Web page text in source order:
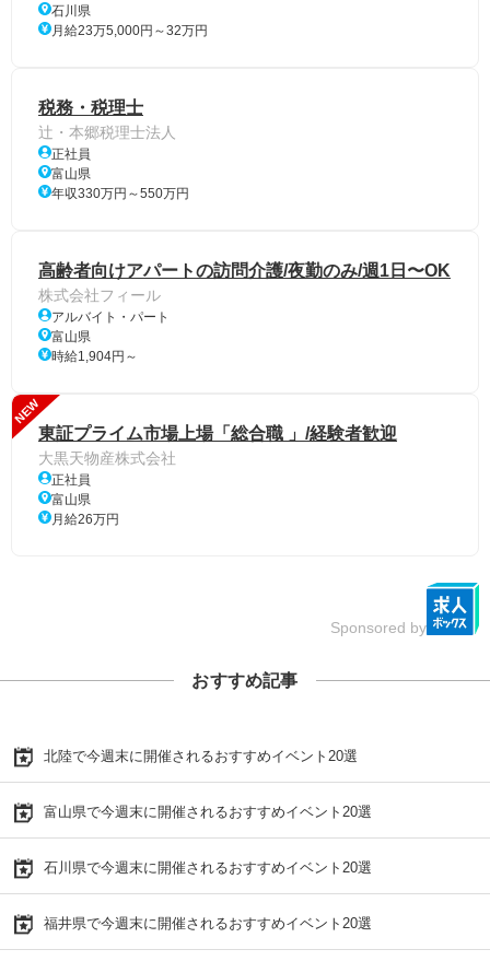
石川県
月給23万5,000円～32万円
税務・税理士
辻・本郷税理士法人
正社員
富山県
年収330万円～550万円
高齢者向けアパートの訪問介護/夜勤のみ/週1日〜OK
株式会社フィール
アルバイト・パート
富山県
時給1,904円～
NEW
東証プライム市場上場「総合職 」/経験者歓迎
大黒天物産株式会社
正社員
富山県
月給26万円
Sponsored by
おすすめ記事
北陸で今週末に開催されるおすすめイベント20選
富山県で今週末に開催されるおすすめイベント20選
石川県で今週末に開催されるおすすめイベント20選
福井県で今週末に開催されるおすすめイベント20選